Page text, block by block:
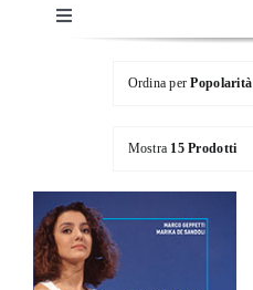
Toggle
Navigation
Chi siamo
Le Collane
Catalogo
Ordina perPopolarità
Mostra 15 Prodotti